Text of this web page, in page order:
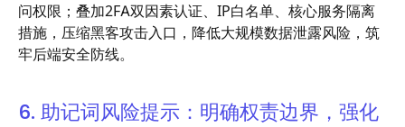
问权限；叠加2FA双因素认证、IP白名单、核心服务隔离
措施，压缩黑客攻击入口，降低大规模数据泄露风险，筑
牢后端安全防线。
6. 助记词风险提示：明确权责边界，强化